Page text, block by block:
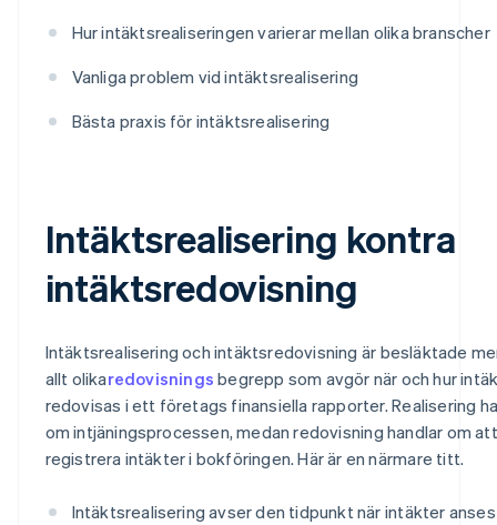
Hur intäktsrealiseringen varierar mellan olika branscher
Vanliga problem vid intäktsrealisering
Bästa praxis för intäktsrealisering
Intäktsrealisering kontra
intäktsredovisning
Intäktsrealisering och intäktsredovisning är besläktade
allt olikaredovisnings begrepp som avgör när och hur
redovisas i ett företags finansiella rapporter. Realisering
om intjäningsprocessen, medan redovisning handlar om att
registrera intäkter i bokföringen. Här är en närmare titt.
Intäktsrealisering avser den tidpunkt när intäkter